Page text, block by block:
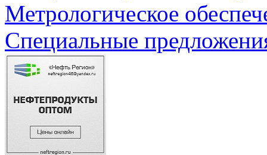
Метрологическое
Специальные